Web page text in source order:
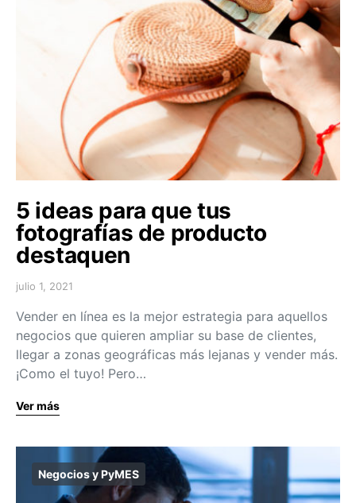
5 ideas para que tus
fotografías de producto
destaquen
julio 1, 2021
Vender en línea es la mejor estrategia para aquellos
negocios que quieren ampliar su base de clientes,
llegar a zonas geográficas más lejanas y vender más.
¡Como el tuyo! Pero…
Ver más
Negocios y PyMES